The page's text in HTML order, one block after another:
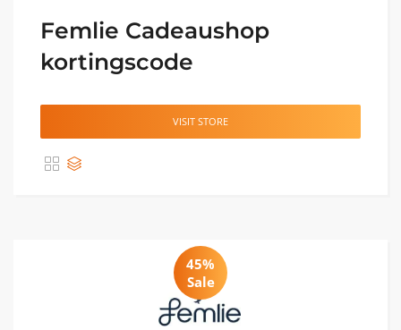
Femlie Cadeaushop
kortingscode
VISIT STORE
45%
Sale